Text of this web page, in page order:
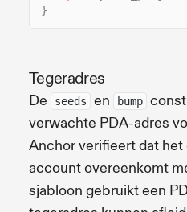
}
Tegeradres
De seeds en bump
verwachte PDA-adres
Anchor verifieert dat het
account overeenkomt
sjabloon gebruikt een